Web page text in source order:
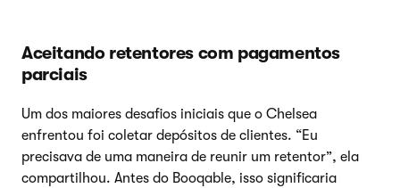
Aceitando retentores com pagamentos
parciais
Um dos maiores desafios iniciais que o Chelsea
enfrentou foi coletar depósitos de clientes. “Eu
precisava de uma maneira de reunir um retentor”, ela
compartilhou. Antes do Booqable, isso significaria